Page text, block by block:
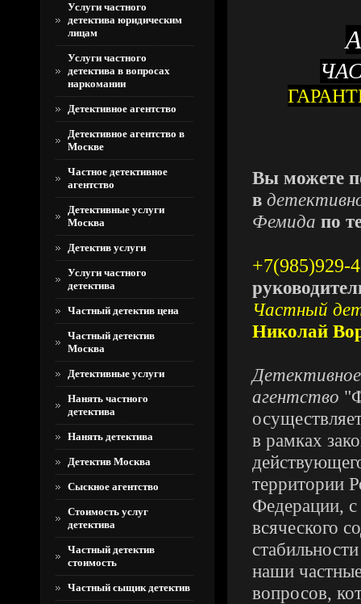
Услуги частного
детектива юридическим
лицам
Услуги частного
детектива в вопросах
наркомании
Детективное агентство
Детективное агентство в
Москве
Частное детективное
агентство
Детективные услуги
Москва
Детектив услуги
Услуги частного
детектива
Частный детектив цена
Частный детектив
Москва
Детективные услуги
Нанять частного
детектива
Нанять детектива
Детектив Москва
Сыскное агентство
Стоимость услуг
детектива
Частный детектив
стоимость
Частный сыщик детектив
Вы можете
в
Фемида по
Частный
Николай
Детективное
агентство
в рамках
территории
Федерации,
всяческого
наши
вопросов,